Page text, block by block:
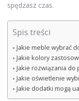
spędzasz czas.
Spis treści
Jakie meble wybrać
Jakie kolory
Jakie rozwiązania do
Jakie oświetlenie
Jakie dodatki mogą